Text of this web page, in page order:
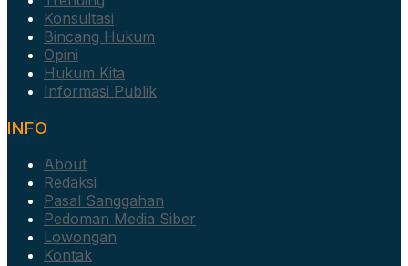
Konsultasi
Bincang Hukum
Opini
Hukum Kita
Informasi Publik
INFO
About
Redaksi
Pasal Sanggahan
Pedoman Media Siber
Lowongan
Kontak